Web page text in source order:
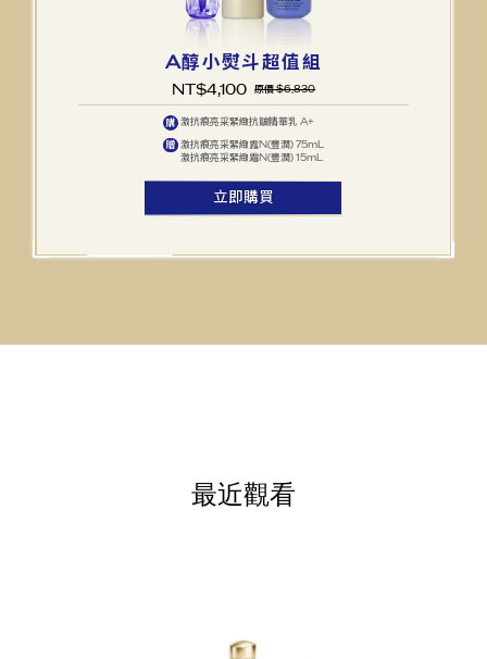
A醇小熨斗超值組
NT$4,100 原價 $6,830
購 激抗痕亮采緊緻抗皺精華乳 A+
贈 激抗痕亮采緊緻露N(豐潤) 75mL
激抗痕亮采緊緻霜N(豐潤) 15mL
立即購買
最近觀看